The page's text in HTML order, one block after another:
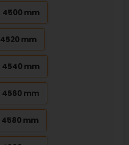
4500 mm
4520 mm
4540 mm
4560 mm
4580 mm